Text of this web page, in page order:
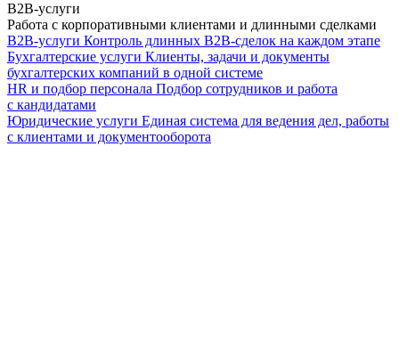
B2B-услуги
Работа с корпоративными клиентами и длинными сделками
B2B-услуги Контроль длинных B2B-сделок на каждом этапе
Бухгалтерские услуги Клиенты, задачи и документы
бухгалтерских компаний в одной системе
HR и подбор персонала Подбор сотрудников и работа
с кандидатами
Юридические услуги Единая система для ведения дел, работы
с клиентами и документооборота